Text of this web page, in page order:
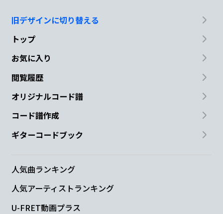
旧デザインに切り替える
トップ
お気に入り
閲覧履歴
オリジナルコード譜
コード譜作成
ギターコードブック
人気曲ランキング
人気アーティストランキング
U-FRET動画プラス